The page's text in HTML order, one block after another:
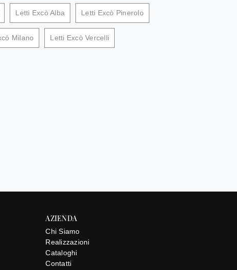
Letti Excò Alba Letti Excò Pinerolo
Milano Letti Excò Vercelli
AZIENDA
Chi Siamo
Realizzazioni
Cataloghi
Contatti